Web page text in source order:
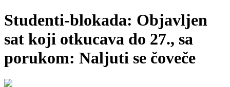
Studenti-blokada: Objavljen
sat koji otkucava do 27., sa
porukom: Naljuti se čoveče